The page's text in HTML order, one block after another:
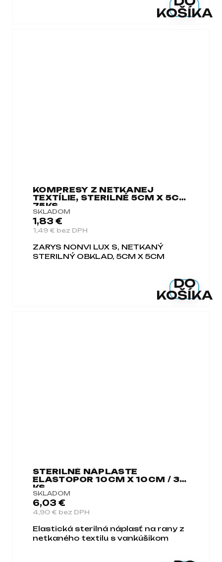
KOŠÍKA
KOMPRESY Z NETKANEJ
TEXTÍLIE, STERILNÉ 5CM X 5CM
75KS
SKLADOM
1,49 € bez DPH
1,83 €
DO
KOŠÍKA
ZARYS NONVI LUX S, NETKANÝ
STERILNÝ OBKLAD, 5CM X 5CM
STERILNÉ NÁPLASTE
ELASTOPOR 10CM X 10CM / 30
KS
SKLADOM
4,90 € bez DPH
6,03 €
Elastická sterilná náplasť na rany z
netkaného textilu s vankúšikom